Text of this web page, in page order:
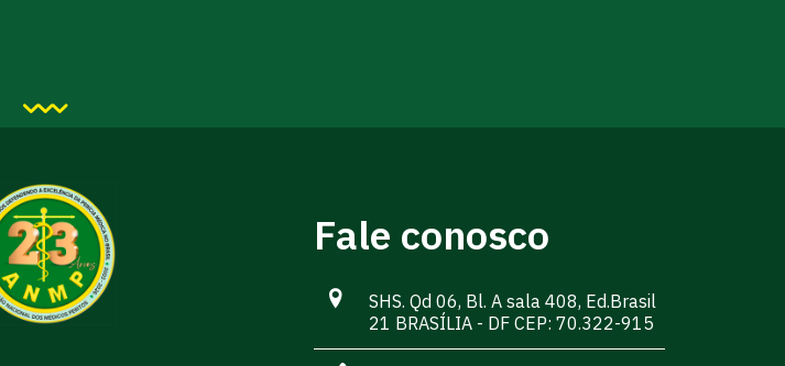
Fale conosco
SHS. Qd 06, Bl. A sala 408, Ed.Brasil
21 BRASÍLIA - DF CEP: 70.322-915